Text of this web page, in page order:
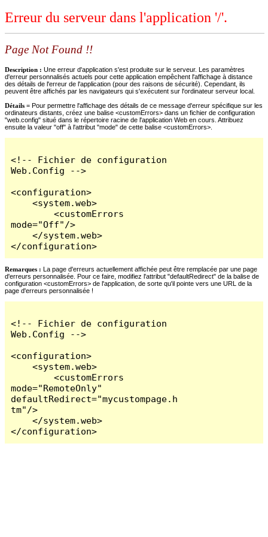
Erreur du serveur dans l'application '/'.
Page Not Found !!
Description : Une erreur d'application s'est produite sur le serveur. Les paramètres
d'erreur personnalisés actuels pour cette application empêchent l'affichage à distance
des détails de l'erreur de l'application (pour des raisons de sécurité). Cependant, ils
peuvent être affichés par les navigateurs qui s'exécutent sur l'ordinateur serveur local.
Détails = Pour permettre l'affichage des détails de ce message d'erreur spécifique sur les
ordinateurs distants, créez une balise <customErrors> dans un fichier de configuration
"web.config" situé dans le répertoire racine de l'application Web en cours. Attribuez
ensuite la valeur "off" à l'attribut "mode" de cette balise <customErrors>.
<!-- Fichier de configuration
Web.Config -->
<configuration>
    <system.web>
        <customErrors
mode="Off"/>
    </system.web>
</configuration>
Remarques : La page d'erreurs actuellement affichée peut être remplacée par une page
d'erreurs personnalisée. Pour ce faire, modifiez l'attribut "defaultRedirect" de la balise de
configuration <customErrors> de l'application, de sorte qu'il pointe vers une URL de la
page d'erreurs personnalisée !
<!-- Fichier de configuration
Web.Config -->
<configuration>
    <system.web>
        <customErrors
mode="RemoteOnly"
defaultRedirect="mycustompage.h
tm"/>
    </system.web>
</configuration>